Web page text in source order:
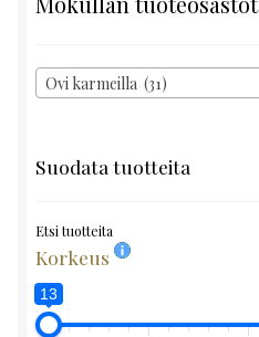
Ovi karmeilla (31)
Suodata tuotteita
Etsi tuotteita
Korkeus
13